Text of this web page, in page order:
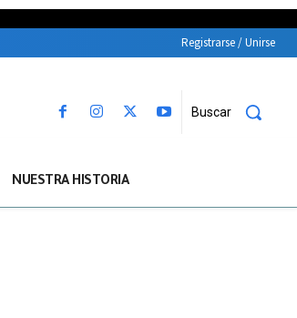
Registrarse / Unirse
Buscar
NUESTRA HISTORIA